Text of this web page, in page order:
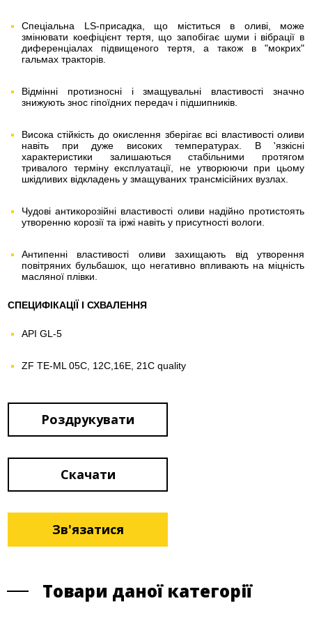
Спеціальна LS-присадка, що міститься в оливі, може
змінювати коефіцієнт тертя, що запобігає шуми і вібрації в
диференціалах підвищеного тертя, а також в "мокрих"
гальмах тракторів.
Відмінні протизносні і змащувальні властивості значно
знижують знос гіпоїдних передач і підшипників.
Висока стійкість до окислення зберігає всі властивості оливи
навіть при дуже високих температурах. В 'язкісні
характеристики залишаються стабільними протягом
тривалого терміну експлуатації, не утворюючи при цьому
шкідливих відкладень у змащуваних трансмісійних вузлах.
Чудові антикорозійні властивості оливи надійно протистоять
утворенню корозії та іржі навіть у присутності вологи.
Антипенні властивості оливи захищають від утворення
повітряних бульбашок, що негативно впливають на міцність
масляної плівки.
СПЕЦИФІКАЦІЇ І СХВАЛЕННЯ
API GL-5
ZF TE-ML 05C, 12C,16E, 21C quality
Роздрукувати
Скачати
Зв'язатися
Товари даної категорії